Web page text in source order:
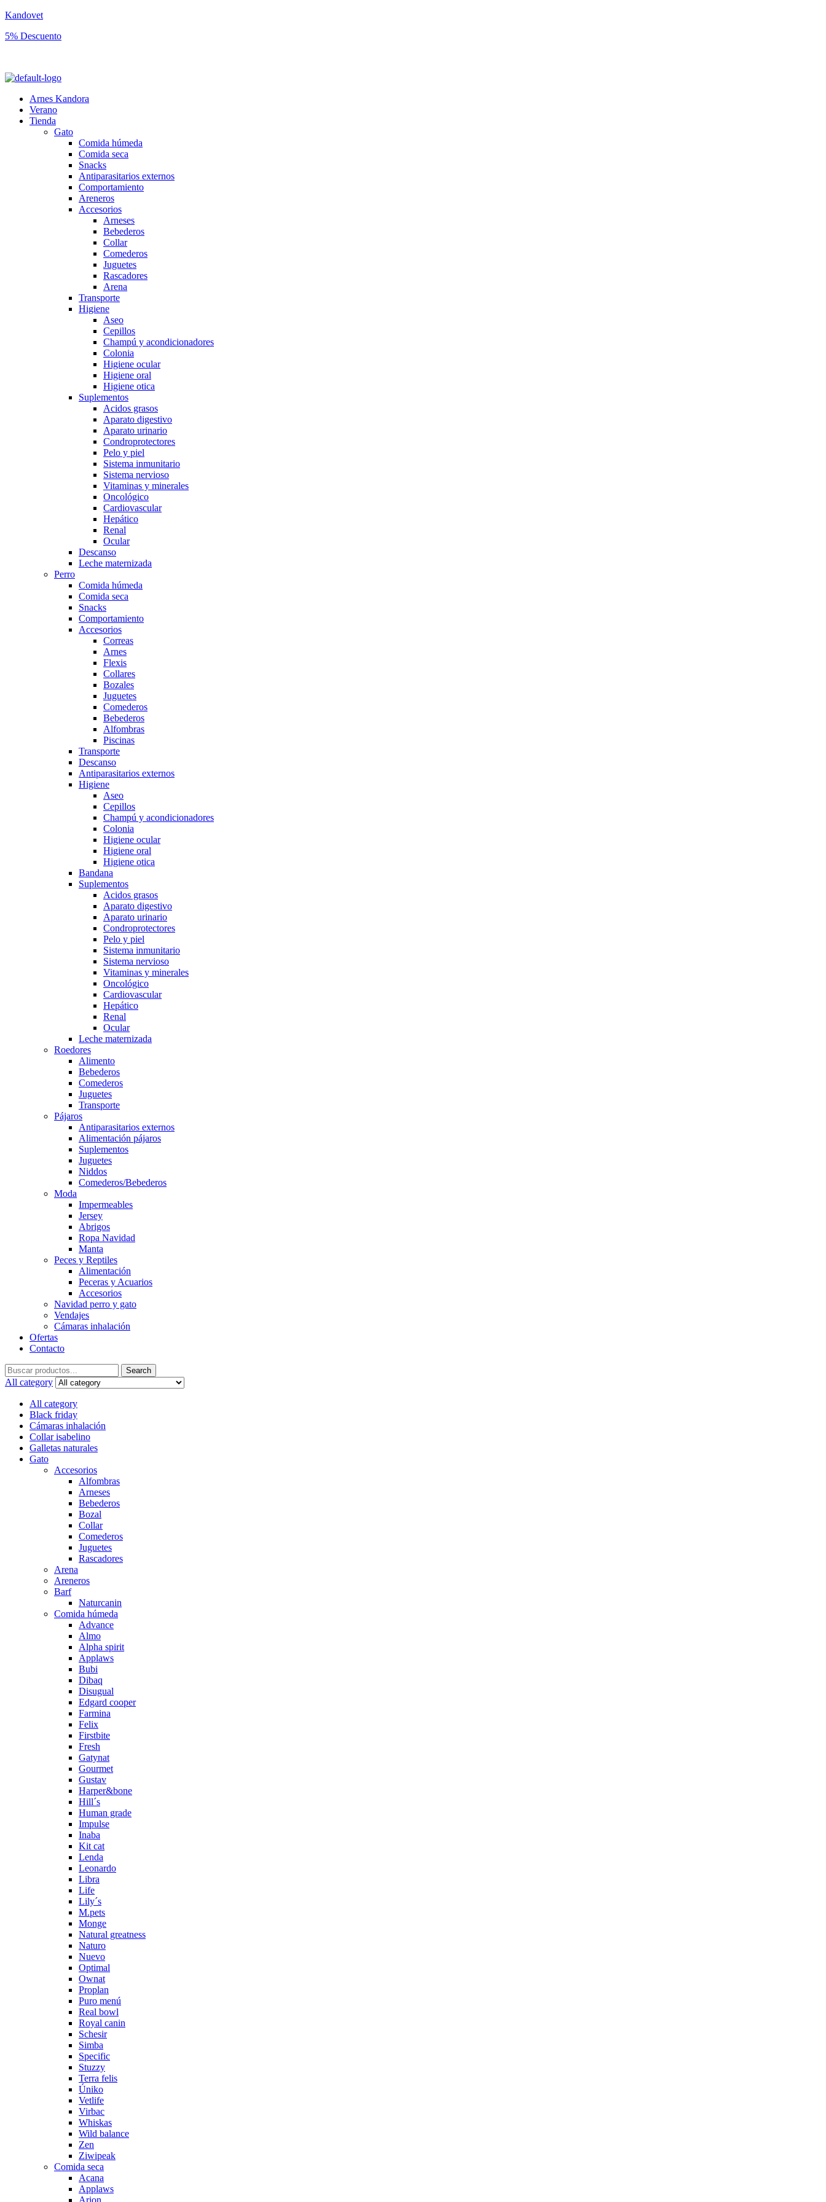
Kandovet
5% Descuento
Arnes Kandora
Verano
Tienda
Gato
Comida húmeda
Comida seca
Snacks
Antiparasitarios externos
Comportamiento
Areneros
Accesorios
Arneses
Bebederos
Collar
Comederos
Juguetes
Rascadores
Arena
Transporte
Higiene
Aseo
Cepillos
Champú y acondicionadores
Colonia
Higiene ocular
Higiene oral
Higiene otica
Suplementos
Acidos grasos
Aparato digestivo
Aparato urinario
Condroprotectores
Pelo y piel
Sistema inmunitario
Sistema nervioso
Vitaminas y minerales
Oncológico
Cardiovascular
Hepático
Renal
Ocular
Descanso
Leche maternizada
Perro
Comida húmeda
Comida seca
Snacks
Comportamiento
Accesorios
Correas
Arnes
Flexis
Collares
Bozales
Juguetes
Comederos
Bebederos
Alfombras
Piscinas
Transporte
Descanso
Antiparasitarios externos
Higiene
Aseo
Cepillos
Champú y acondicionadores
Colonia
Higiene ocular
Higiene oral
Higiene otica
Bandana
Suplementos
Acidos grasos
Aparato digestivo
Aparato urinario
Condroprotectores
Pelo y piel
Sistema inmunitario
Sistema nervioso
Vitaminas y minerales
Oncológico
Cardiovascular
Hepático
Renal
Ocular
Leche maternizada
Roedores
Alimento
Bebederos
Comederos
Juguetes
Transporte
Pájaros
Antiparasitarios externos
Alimentación pájaros
Suplementos
Juguetes
Niddos
Comederos/Bebederos
Moda
Impermeables
Jersey
Abrigos
Ropa Navidad
Manta
Peces y Reptiles
Alimentación
Peceras y Acuarios
Accesorios
Navidad perro y gato
Vendajes
Cámaras inhalación
Ofertas
Contacto
Search
for:
Search
All category
All category
Black friday
Cámaras inhalación
Collar isabelino
Galletas naturales
Gato
Accesorios
Alfombras
Arneses
Bebederos
Bozal
Collar
Comederos
Juguetes
Rascadores
Arena
Areneros
Barf
Naturcanin
Comida húmeda
Advance
Almo
Alpha spirit
Applaws
Bubi
Dibaq
Disugual
Edgard cooper
Farmina
Felix
Firstbite
Fresh
Gatynat
Gourmet
Gustav
Harper&bone
Hill´s
Human grade
Impulse
Inaba
Kit cat
Lenda
Leonardo
Libra
Life
Lily´s
M.pets
Monge
Natural greatness
Naturo
Nuevo
Optimal
Ownat
Proplan
Puro menú
Real bowl
Royal canin
Schesir
Simba
Specific
Stuzzy
Terra felis
Úniko
Vetlife
Virbac
Whiskas
Wild balance
Zen
Ziwipeak
Comida seca
Acana
Applaws
Arion